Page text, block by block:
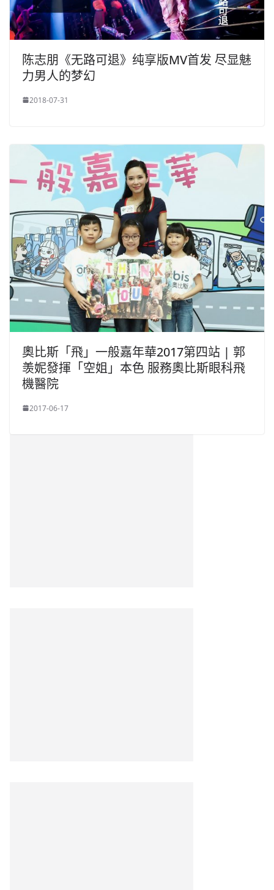
陈志朋《无路可退》纯享版MV首发 尽显魅
力男人的梦幻
2018-07-31
奧比斯「飛」一般嘉年華2017第四站 | 郭
羡妮發揮「空姐」本色 服務奧比斯眼科飛
機醫院
2017-06-17